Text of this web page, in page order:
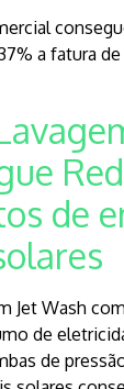
a fatura de
de
Jet Wash
de
de